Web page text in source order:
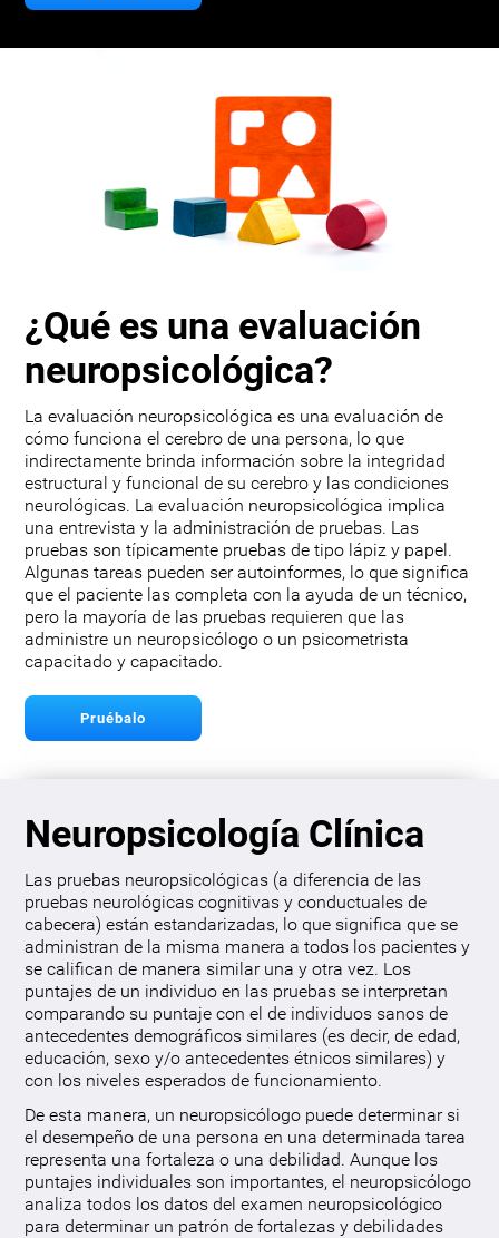
¿Qué es una evaluación
neuropsicológica?
La evaluación neuropsicológica es una evaluación de
cómo funciona el cerebro de una persona, lo que
indirectamente brinda información sobre la integridad
estructural y funcional de su cerebro y las condiciones
neurológicas. La evaluación neuropsicológica implica
una entrevista y la administración de pruebas. Las
pruebas son típicamente pruebas de tipo lápiz y papel.
Algunas tareas pueden ser autoinformes, lo que significa
que el paciente las completa con la ayuda de un técnico,
pero la mayoría de las pruebas requieren que las
administre un neuropsicólogo o un psicometrista
capacitado y capacitado.
Pruébalo
Neuropsicología Clínica
Las pruebas neuropsicológicas (a diferencia de las
pruebas neurológicas cognitivas y conductuales de
cabecera) están estandarizadas, lo que significa que se
administran de la misma manera a todos los pacientes y
se califican de manera similar una y otra vez. Los
puntajes de un individuo en las pruebas se interpretan
comparando su puntaje con el de individuos sanos de
antecedentes demográficos similares (es decir, de edad,
educación, sexo y/o antecedentes étnicos similares) y
con los niveles esperados de funcionamiento.
De esta manera, un neuropsicólogo puede determinar si
el desempeño de una persona en una determinada tarea
representa una fortaleza o una debilidad. Aunque los
puntajes individuales son importantes, el neuropsicólogo
analiza todos los datos del examen neuropsicológico
para determinar un patrón de fortalezas y debilidades